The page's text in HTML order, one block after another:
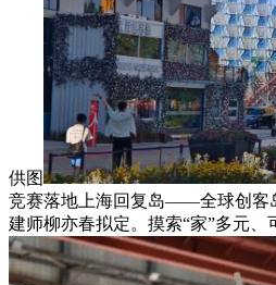
供图
竞赛落地上海回复岛——全球创客
建师柳亦春拟定。摸索“家”多元